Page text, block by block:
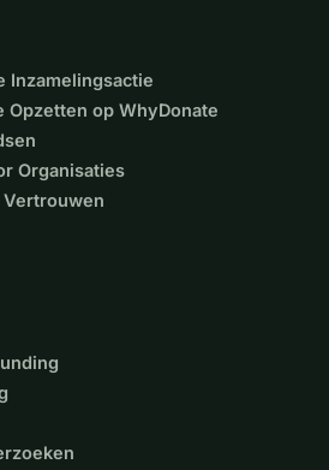
Inzamelingsactie
Opzetten op WhyDonate
Organisaties
Vertrouwen